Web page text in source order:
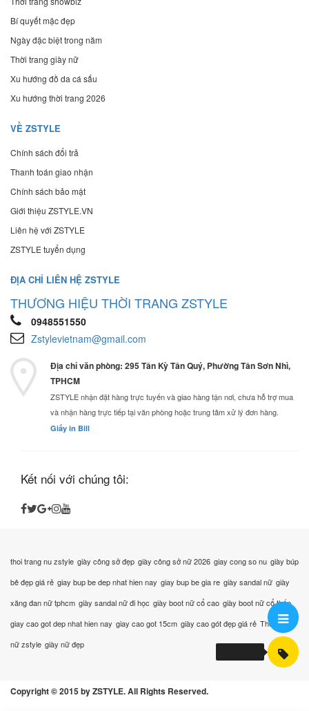
Bí quyết mặc đẹp
Ngày đặc biệt trong năm
Thời trang giày nữ
Xu hướng đồ da cá sấu
Xu hướng thời trang 2026
VỀ ZSTYLE
Chính sách đổi trả
Thanh toán giao nhận
Chính sách bảo mật
Giới thiệu ZSTYLE.VN
Liên hệ với ZSTYLE
ZSTYLE tuyển dụng
ĐỊA CHỈ LIÊN HỆ ZSTYLE
THƯƠNG HIỆU THỜI TRANG ZSTYLE
0948551550
Zstylevietnam@gmail.com
Địa chỉ văn phòng: 295 Tân Kỳ Tân Quý, Phường Tân Sơn Nhì,
TPHCM
ZSTYLE nhận đặt hàng trực tuyến và giao hàng tận nơi, chưa hỗ trợ mua
và nhận hàng trực tiếp tại văn phòng hoặc trung tâm xử lý đơn hàng.
Giấy in Bill
Kết nối với chúng tôi:
thoi trang nu zstyle giày công sở đẹp giày công sở nữ 2026 giay cong so nu giày búp
bê đẹp giá rẻ giay bup be dep nhat hien nay giay bup be gia re giày sandal nữ giày
xăng đan nữ tphcm giày sandal nữ đi học giày boot nữ cổ cao giày boot nữ cổ thấp
giay cao got dep nhat hien nay giay cao got 15cm giày cao gót đẹp giá rẻ Thời trang
nữ zstyle giày nữ đẹp
Copyright © 2015 by ZSTYLE. All Rights Reserved.